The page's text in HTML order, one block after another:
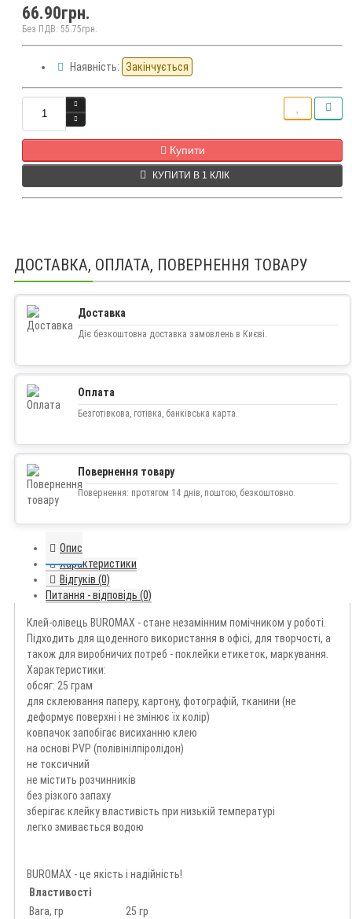
66.90грн.
Без ПДВ: 55.75грн.
Наявність: Закінчується
Купити
КУПИТИ В 1 КЛІК
ДОСТАВКА, ОПЛАТА, ПОВЕРНЕННЯ ТОВАРУ
Доставка
Діє безкоштовна доставка замовлень в Києві.
Оплата
Безготівкова, готівка, банківська карта.
Повернення товару
Повернення: протягом 14 днів, поштою, безкоштовно.
Опис
Характеристики
Відгуків (0)
Питання - відповідь (0)
Клей-олівець BUROMAX - стане незамінним помічником у роботі.
Підходить для щоденного використання в офісі, для творчості, а
також для виробничих потреб - поклейки етикеток, маркування.
Характеристики:
обсяг: 25 грам
для склеювання паперу, картону, фотографій, тканини (не
деформує поверхні і не змінює їх колір)
ковпачок запобігає висиханню клею
на основі PVР (полівінілпіролідон)
не токсичний
не містить розчинників
без різкого запаху
зберігає клейку властивість при низькій температурі
легко змивається водою
BUROMAX - це якість і надійність!
Властивості
Вага, гр
25 гр